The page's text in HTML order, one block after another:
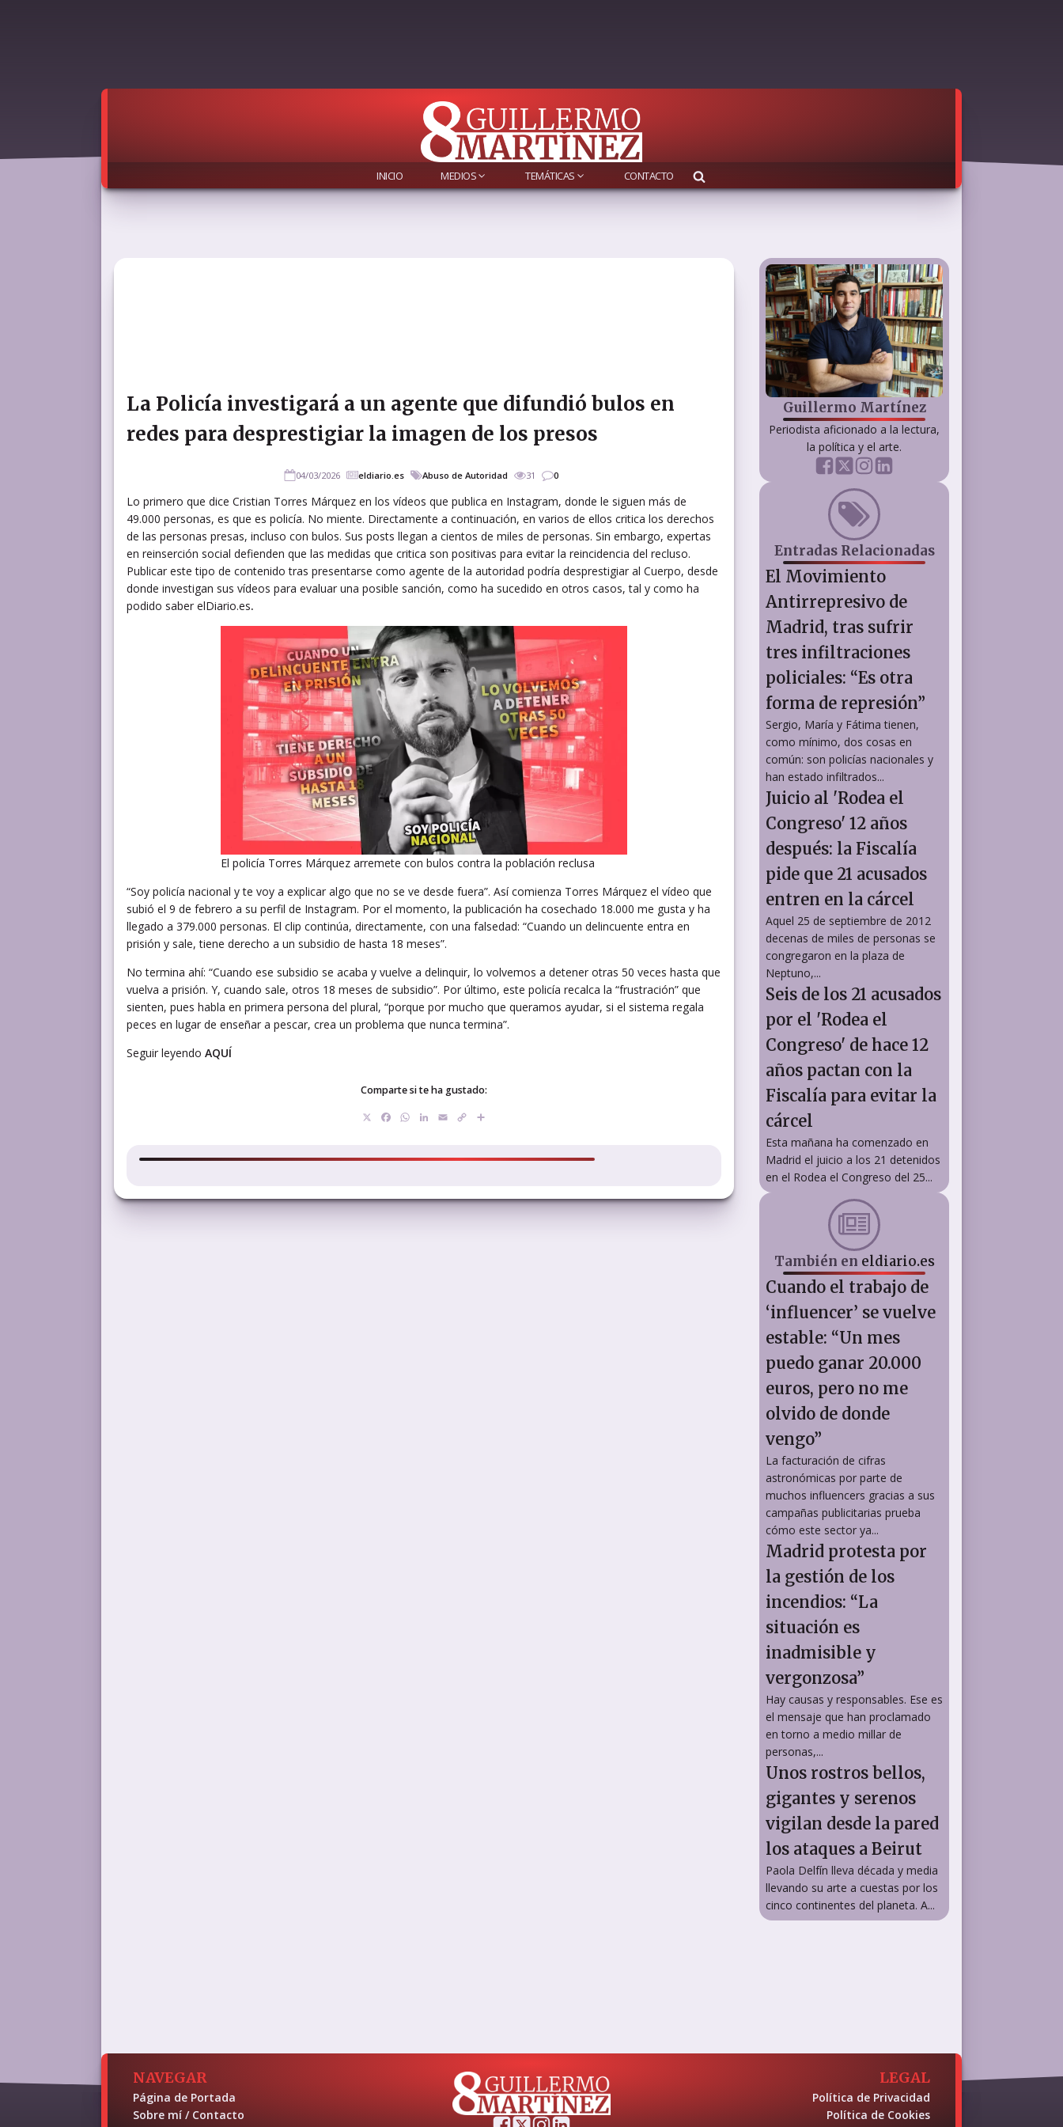
INICIO MEDIOS TEMÁTICAS CONTACTO
La Policía investigará a un agente que difundió bulos en
redes para desprestigiar la imagen de los presos
04/03/2026 eldiario.es Abuso de Autoridad 31 0
Lo primero que dice Cristian Torres Márquez en los vídeos que publica en Instagram, donde le siguen más de
49.000 personas, es que es policía. No miente. Directamente a continuación, en varios de ellos critica los derechos
de las personas presas, incluso con bulos. Sus posts llegan a cientos de miles de personas. Sin embargo, expertas
en reinserción social defienden que las medidas que critica son positivas para evitar la reincidencia del recluso.
Publicar este tipo de contenido tras presentarse como agente de la autoridad podría desprestigiar al Cuerpo, desde
donde investigan sus vídeos para evaluar una posible sanción, como ha sucedido en otros casos, tal y como ha
podido saber elDiario.es.
El policía Torres Márquez arremete con bulos contra la población reclusa
“Soy policía nacional y te voy a explicar algo que no se ve desde fuera”. Así comienza Torres Márquez el vídeo que
subió el 9 de febrero a su perfil de Instagram. Por el momento, la publicación ha cosechado 18.000 me gusta y ha
llegado a 379.000 personas. El clip continúa, directamente, con una falsedad: “Cuando un delincuente entra en
prisión y sale, tiene derecho a un subsidio de hasta 18 meses”.
No termina ahí: “Cuando ese subsidio se acaba y vuelve a delinquir, lo volvemos a detener otras 50 veces hasta que
vuelva a prisión. Y, cuando sale, otros 18 meses de subsidio”. Por último, este policía recalca la “frustración” que
sienten, pues habla en primera persona del plural, “porque por mucho que queramos ayudar, si el sistema regala
peces en lugar de enseñar a pescar, crea un problema que nunca termina”.
Seguir leyendo AQUÍ
Comparte si te ha gustado:
Facebook
WhatsApp
LinkedIn
EmailCopy
Guillermo Martínez
Periodista aficionado a la lectura,
la política y el arte.
Entradas Relacionadas
El Movimiento
Antirrepresivo de
Madrid, tras sufrir
tres infiltraciones
policiales: “Es otra
forma de represión”
Sergio, María y Fátima tienen,
como mínimo, dos cosas en
común: son policías nacionales y
han estado infiltrados...
Juicio al 'Rodea el
Congreso' 12 años
después: la Fiscalía
pide que 21 acusados
entren en la cárcel
Aquel 25 de septiembre de 2012
decenas de miles de personas se
congregaron en la plaza de
Neptuno,...
Seis de los 21 acusados
por el 'Rodea el
Congreso' de hace 12
años pactan con la
Fiscalía para evitar la
cárcel
Esta mañana ha comenzado en
Madrid el juicio a los 21 detenidos
en el Rodea el Congreso del 25...
También en eldiario.es
Cuando el trabajo de
‘influencer’ se vuelve
estable: “Un mes
puedo ganar 20.000
euros, pero no me
olvido de donde
vengo”
La facturación de cifras
astronómicas por parte de
muchos influencers gracias a sus
campañas publicitarias prueba
cómo este sector ya...
Madrid protesta por
la gestión de los
incendios: “La
situación es
inadmisible y
vergonzosa”
Hay causas y responsables. Ese es
el mensaje que han proclamado
en torno a medio millar de
personas,...
Unos rostros bellos,
gigantes y serenos
vigilan desde la pared
los ataques a Beirut
Paola Delfín lleva década y media
llevando su arte a cuestas por los
cinco continentes del planeta. A...
NAVEGAR
Página de Portada
Sobre mí / Contacto
LEGAL
Política de Privacidad
Política de Cookies